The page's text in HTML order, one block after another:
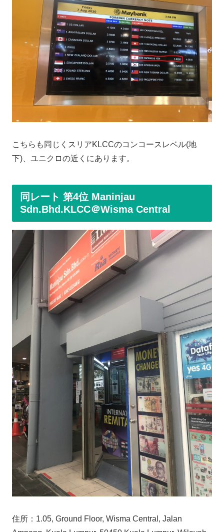
こちらも同じくスリアKLCCのコンコースレベル(地
下)、ユニクロの近くにあります。
同レート 第4位 Maninjau
Sdn.Bhd.KLCC＠Wisma Central
住所：1.05, Ground Floor, Wisma Central, Jalan